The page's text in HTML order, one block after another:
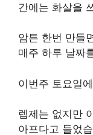
간에는 화살을
암튼 한번 만들
매주 하루 날짜
이번주 토요일
렙제는 없지만
아프다고 들었